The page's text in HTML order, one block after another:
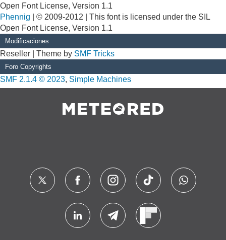
Open Font License, Version 1.1
Phennig | © 2009-2012 | This font is licensed under the SIL
Open Font License, Version 1.1
Modificaciones
Reseller | Theme by SMF Tricks
Foro Copyrights
SMF 2.1.4 © 2023, Simple Machines